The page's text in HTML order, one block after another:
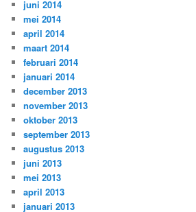
juni 2014
mei 2014
april 2014
maart 2014
februari 2014
januari 2014
december 2013
november 2013
oktober 2013
september 2013
augustus 2013
juni 2013
mei 2013
april 2013
januari 2013